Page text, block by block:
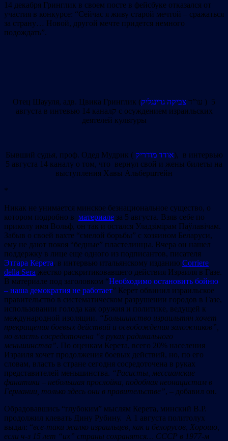
14 декабря Гринглик в своем посте в фейсбуке отказался от
участия в конкурсе: “Сейчас я живу старой мечтой – сражаться
за страну… Новой, другой мечте придется немного
подождать”.
Отец Шаууля, адв. Цвика Гринглик (עו”ד צביקה גרינגליק
) 5
августа в интевью 14 каналק с осуждением израильских
деятелей культуры
Бывший судья, проф. Одед Мудрик ( אודד מודריק), в интервью
5 августа 14 каналу о том, что вернул свой и жены билеты на
выступления Хавы Альберштейн
*
Никак не унимается минское безнациональное существо, о
котором подробно в материале за 5 августа. Взяв себе по
приколу имя Вольф, он так и остался Уладзiмiрам Паўлавiчам.
Забыв о своей вахте “смелой борьбы” с хозяином Беларуси,
ему не дают покоя “бедные” пластелинцы. Вчера он нашел
поддержку в лице еще одного из подписантов, писателя
Этгара Керета, в интервью итальянскому изданию Corriere
della Sera жестко раскритиковавшего действия Израиля в Газе.
В материале под заголовком “Необходимо остановить бойню
– наша демократия не работает” Керет обвинил израильское
правительство в систематическом разрушении городов в Газе,
использовании голода как оружия и политике, ведущей к
международной изоляции. “Большинство израильтян хочет
прекращения боевых действий и освобождения заложников”,
но власть сосредоточена “в руках радикального
меньшинства”. По оценкам Керета, всего 20% населения
Израиля хочет продолжения боевых действий, но, по его
словам, власть в стране сегодня сосредоточена в руках
представителей меньшинства. “Расисты, мессианские
фанатики – небольшая прослойка, подобная неонацистам в
Германии, только здесь они в правительстве”, – добавил он.
Обрадовавшись “глубоким” мыслям Керета, минский В.Р.
продолжил клевать Дину Рубину. А 1 августа политолух
выдал: “все-таки жалко израильцев, как и белорусов, Хорошо,
если ч-з 15 лет “их” страны сохранятся… СССР в 1977-м